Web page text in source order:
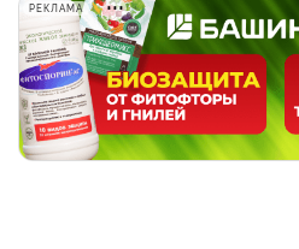
РЕКЛАМА